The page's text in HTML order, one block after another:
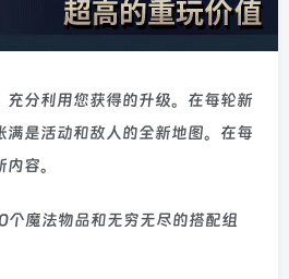
充分利用您获得的升级。在每轮新
满是活动和敌人的全新地图。在每
容。
魔法物品和无穷无尽的搭配组